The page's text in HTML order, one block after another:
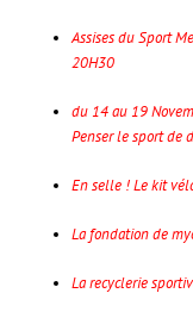
Assises du Sport
20H30
du 14 au 19
Penser le sport de
En selle ! Le kit
La fondation de
La recyclerie